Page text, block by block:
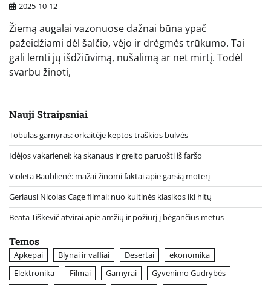
2025-10-12
Žiemą augalai vazonuose dažnai būna ypač
pažeidžiami dėl šalčio, vėjo ir drėgmės trūkumo. Tai
gali lemti jų išdžiūvimą, nušalimą ar net mirtį. Todėl
svarbu žinoti,
Nauji Straipsniai
Tobulas garnyras: orkaitėje keptos traškios bulvės
Idėjos vakarienei: ką skanaus ir greito paruošti iš faršo
Violeta Baublienė: mažai žinomi faktai apie garsią moterį
Geriausi Nicolas Cage filmai: nuo kultinės klasikos iki hitų
Beata Tiškevič atvirai apie amžių ir požiūrį į bėgančius metus
Temos
Apkepai Blynai ir vafliai Desertai
ekonomika
Elektronika
Filmai Garnyrai
Gyvenimo Gudrybės